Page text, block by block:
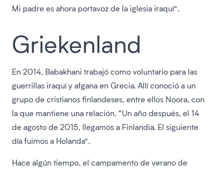
Mi padre es ahora portavoz de la iglesia iraquí”.
Griekenland
En 2014, Babakhani trabajó como voluntario para las
guerrillas iraquí y afgana en Grecia. Allí conoció a un
grupo de cristianos finlandeses, entre ellos Noora, con
la que mantiene una relación. “Un año después, el 14
de agosto de 2015, llegamos a Finlandia. El siguiente
día fuimos a Holanda”.
Hace algún tiempo, el campamento de verano de